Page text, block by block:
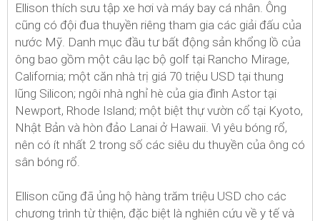
Ellison thích sưu tập xe hơi và máy bay cá nhân. Ông
cũng có đội đua thuyền riêng tham gia các giải đấu của
nước Mỹ. Danh mục đầu tư bất động sản khổng lồ của
ông bao gồm một câu lạc bộ golf tại Rancho Mirage,
California; một căn nhà trị giá 70 triệu USD tại thung
lũng Silicon; ngôi nhà nghỉ hè của gia đình Astor tại
Newport, Rhode Island; một biệt thự vườn cổ tại Kyoto,
Nhật Bản và hòn đảo Lanai ở Hawaii. Vì yêu bóng rổ,
nên có ít nhất 2 trong số các siêu du thuyền của ông có
sân bóng rổ.
Ellison cũng đã ủng hộ hàng trăm triệu USD cho các
chương trình từ thiện, đặc biệt là nghiên cứu về y tế và